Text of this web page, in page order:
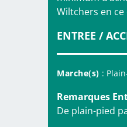
Wiltchers en
ENTREE /
Marche(s) :
Remarques
De plain-pied